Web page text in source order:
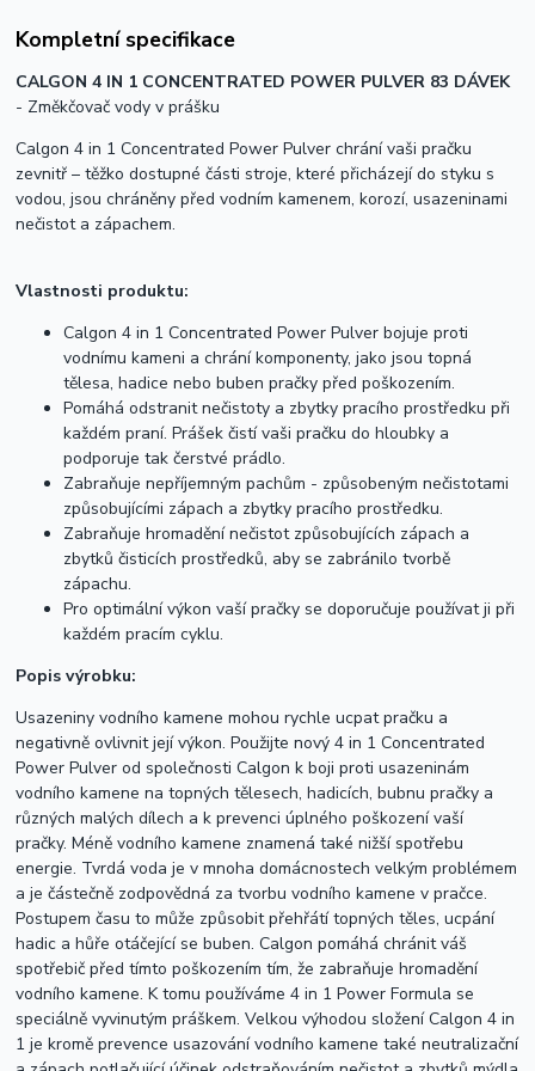
Kompletní specifikace
CALGON 4 IN 1 CONCENTRATED POWER PULVER 83 DÁVEK
- Změkčovač vody v prášku
Calgon 4 in 1 Concentrated Power Pulver chrání vaši pračku
zevnitř – těžko dostupné části stroje, které přicházejí do styku s
vodou, jsou chráněny před vodním kamenem, korozí, usazeninami
nečistot a zápachem.
Vlastnosti produktu:
Calgon 4 in 1 Concentrated Power Pulver bojuje proti
vodnímu kameni a chrání komponenty, jako jsou topná
tělesa, hadice nebo buben pračky před poškozením.
Pomáhá odstranit nečistoty a zbytky pracího prostředku při
každém praní. Prášek čistí vaši pračku do hloubky a
podporuje tak čerstvé prádlo.
Zabraňuje nepříjemným pachům - způsobeným nečistotami
způsobujícími zápach a zbytky pracího prostředku.
Zabraňuje hromadění nečistot způsobujících zápach a
zbytků čisticích prostředků, aby se zabránilo tvorbě
zápachu.
Pro optimální výkon vaší pračky se doporučuje používat ji při
každém pracím cyklu.
Popis výrobku:
Usazeniny vodního kamene mohou rychle ucpat pračku a
negativně ovlivnit její výkon. Použijte nový 4 in 1 Concentrated
Power Pulver od společnosti Calgon k boji proti usazeninám
vodního kamene na topných tělesech, hadicích, bubnu pračky a
různých malých dílech a k prevenci úplného poškození vaší
pračky. Méně vodního kamene znamená také nižší spotřebu
energie. Tvrdá voda je v mnoha domácnostech velkým problémem
a je částečně zodpovědná za tvorbu vodního kamene v pračce.
Postupem času to může způsobit přehřátí topných těles, ucpání
hadic a hůře otáčející se buben. Calgon pomáhá chránit váš
spotřebič před tímto poškozením tím, že zabraňuje hromadění
vodního kamene. K tomu používáme 4 in 1 Power Formula se
speciálně vyvinutým práškem. Velkou výhodou složení Calgon 4 in
1 je kromě prevence usazování vodního kamene také neutralizační